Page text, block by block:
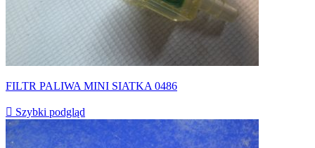
FILTR PALIWA MINI SIATKA 0486
 Szybki podgląd